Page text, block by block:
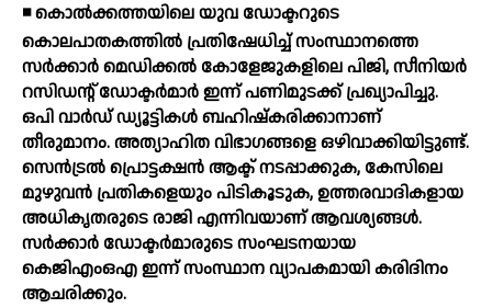
◾ കൊല്‍ക്കത്തയിലെ യുവ ഡോക്ടറുടെ
കൊലപാതകത്തില്‍ പ്രതിഷേധിച്ച് സംസ്ഥാനത്തെ
സര്‍ക്കാര്‍ മെഡിക്കല്‍ കോളേജുകളിലെ പിജി, സീനിയര്‍
റസിഡന്റ് ഡോക്ടര്‍മാര്‍ ഇന്ന് പണിമുടക്ക് പ്രഖ്യാപിച്ചു.
ഒപി വാര്‍ഡ് ഡ്യൂട്ടികള്‍ ബഹിഷ്‌കരിക്കാനാണ്
തീരുമാനം. അത്യാഹിത വിഭാഗങ്ങളെ ഒഴിവാക്കിയിട്ടുണ്ട്.
സെന്‍ട്രല്‍ പ്രൊട്ടക്ഷന്‍ ആക്ട് നടപ്പാക്കുക, കേസിലെ
മുഴുവന്‍ പ്രതികളെയും പിടികൂടുക, ഉത്തരവാദികളായ
അധികൃതരുടെ രാജി എന്നിവയാണ് ആവശ്യങ്ങള്‍.
സര്‍ക്കാര്‍ ഡോക്ടര്‍മാരുടെ സംഘടനയായ
കെജിഎംഒഎ ഇന്ന് സംസ്ഥാന വ്യാപകമായി കരിദിനം
ആചരിക്കും.